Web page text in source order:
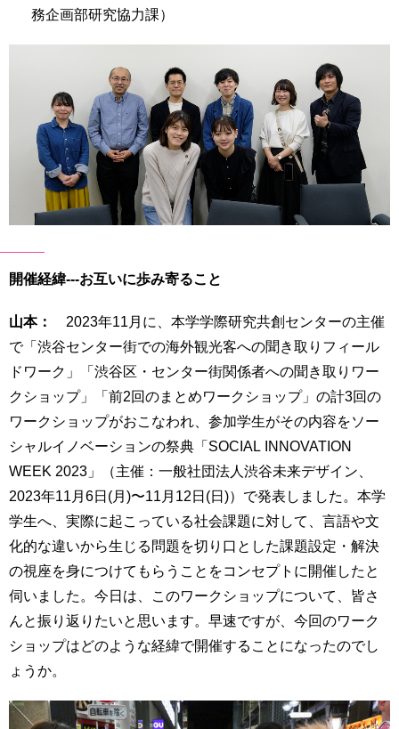
務企画部研究協力課）
開催経緯---お互いに歩み寄ること
山本：
2023年11月に、本学学際研究共創センターの主催
で「渋谷センター街での海外観光客への聞き取りフィール
ドワーク」「渋谷区・センター街関係者への聞き取りワー
クショップ」「前2回のまとめワークショップ」の計3回の
ワークショップがおこなわれ、参加学生がその内容をソー
シャルイノベーションの祭典「SOCIAL INNOVATION
WEEK 2023」（主催：一般社団法人渋谷未来デザイン、
2023年11月6日(月)〜11月12日(日)）で発表しました。本学
学生へ、実際に起こっている社会課題に対して、言語や文
化的な違いから生じる問題を切り口とした課題設定・解決
の視座を身につけてもらうことをコンセプトに開催したと
伺いました。今日は、このワークショップについて、皆さ
んと振り返りたいと思います。早速ですが、今回のワーク
ショップはどのような経緯で開催することになったのでし
ょうか。